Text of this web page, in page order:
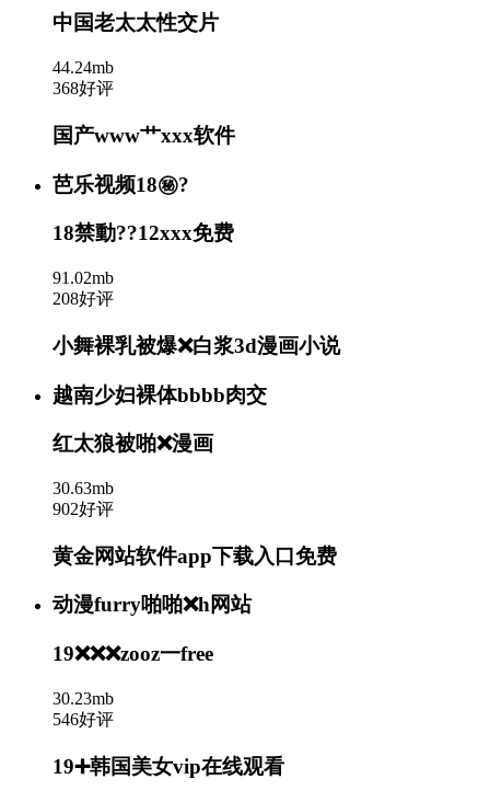
中国老太太性交片
44.24mb
368好评
国产www艹xxx软件
芭乐视频18㊙️?
18禁動??12xxx免费
91.02mb
208好评
小舞裸乳被爆❌白浆3d漫画小说
越南少妇裸体bbbb肉交
红太狼被啪❌漫画
30.63mb
902好评
黄金网站软件app下载入口免费
动漫furry啪啪❌h网站
19❌❌❌zooz一free
30.23mb
546好评
19➕韩国美女vip在线观看